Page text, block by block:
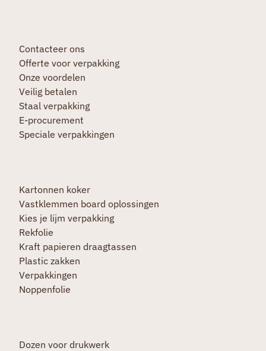
Contacteer ons
Offerte voor verpakking
Onze voordelen
Veilig betalen
Staal verpakking
E-procurement
Speciale verpakkingen
Kartonnen koker
Vastklemmen board oplossingen
Kies je lijm verpakking
Rekfolie
Kraft papieren draagtassen
Plastic zakken
Verpakkingen
Noppenfolie
Dozen voor drukwerk